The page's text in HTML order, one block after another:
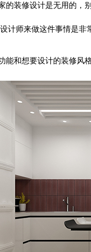
的装修设计是无用的
计师来做这件事情是非
和想要设计的装修风